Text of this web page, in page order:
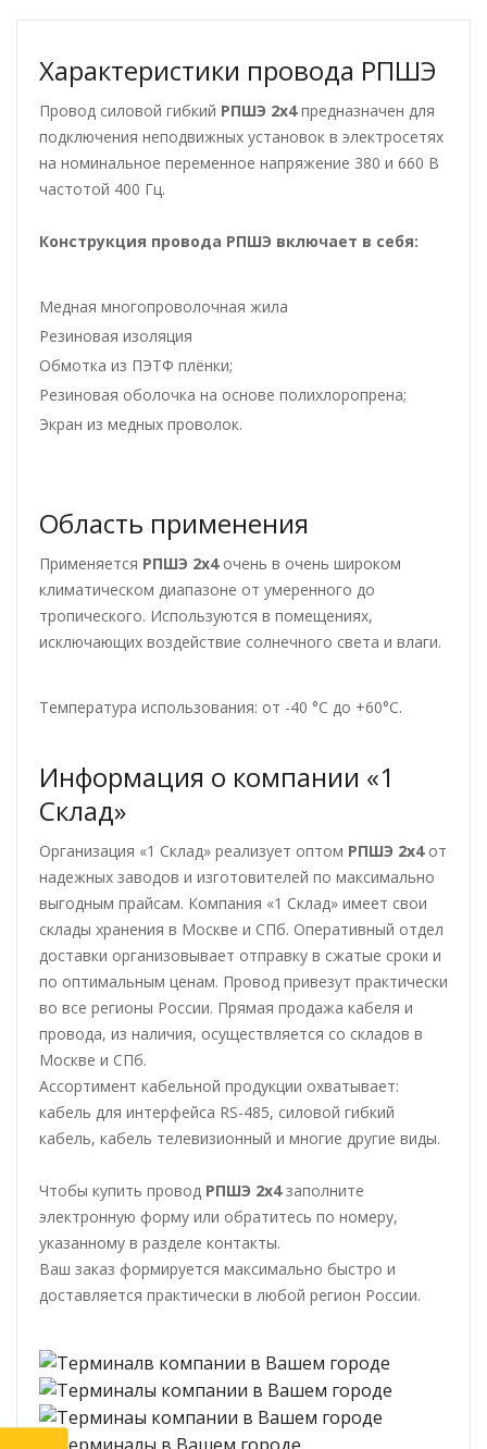
Характеристики провода РПШЭ
Провод силовой гибкий РПШЭ 2х4предназначен для
подключения неподвижных установок в электросетях
на номинальное переменное напряжение 380 и 660 В
частотой 400 Гц.
Конструкция провода РПШЭ включает в себя:
Медная многопроволочная жила
Резиновая изоляция
Обмотка из ПЭТФ плёнки;
Резиновая оболочка на основе полихлоропрена;
Экран из медных проволок.
Область применения
Применяется РПШЭ 2х4очень в очень широком
климатическом диапазоне от умеренного до
тропического. Используются в помещениях,
исключающих воздействие солнечного света и влаги.
Температура использования: от -40 °С до +60°С.
Информация о компании «1
Склад»
Организация «1 Склад» реализует оптом РПШЭ 2х4 от
надежных заводов и изготовителей по максимально
выгодным прайсам. Компания «1 Склад» имеет свои
склады хранения в Москве и СПб. Оперативный отдел
доставки организовывает отправку в сжатые сроки и
по оптимальным ценам. Провод привезут практически
во все регионы России. Прямая продажа кабеля и
провода, из наличия, осуществляется со складов в
Москве и СПб.
Ассортимент кабельной продукции охватывает:
кабель для интерфейса RS-485, силовой гибкий
кабель, кабель телевизионный и многие другие виды.
Чтобы купить провод РПШЭ 2х4заполните
электронную форму или обратитесь по номеру,
указанному в разделе контакты.
Ваш заказ формируется максимально быстро и
доставляется практически в любой регион России.